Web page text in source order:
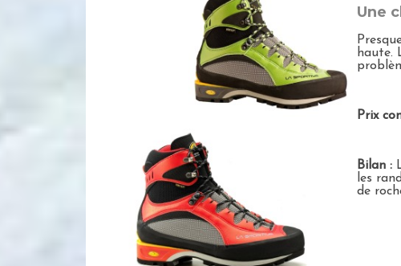
Une
haute.
Prix
Bilan :
les
de